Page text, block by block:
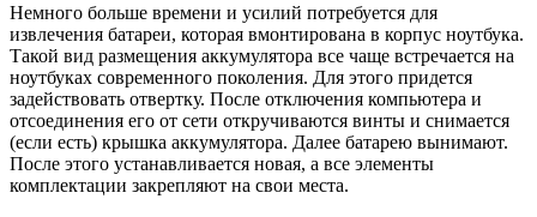
Немного больше времени и усилий потребуется для
извлечения батареи, которая вмонтирована в корпус ноутбука.
Такой вид размещения аккумулятора все чаще встречается на
ноутбуках современного поколения. Для этого придется
задействовать отвертку. После отключения компьютера и
отсоединения его от сети откручиваются винты и снимается
(если есть) крышка аккумулятора. Далее батарею вынимают.
После этого устанавливается новая, а все элементы
комплектации закрепляют на свои места.